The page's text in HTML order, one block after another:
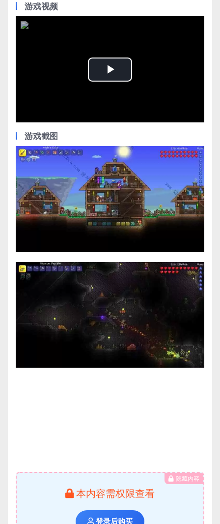
游戏视频
Play
游戏截图
隐藏内容
本内容需权限查看
登录后购买